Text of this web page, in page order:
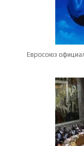
Евросоюз